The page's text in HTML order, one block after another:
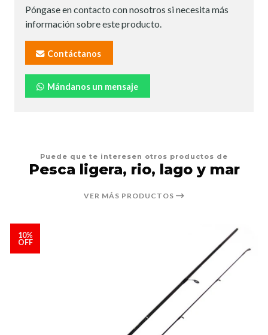
Póngase en contacto con nosotros si necesita más
información sobre este producto.
Contáctanos
Mándanos un mensaje
Puede que te interesen otros productos de
Pesca ligera, rio, lago y mar
VER MÁS PRODUCTOS
10%
OFF